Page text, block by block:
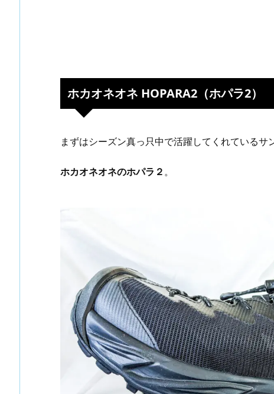
ホカオネオネ HOPARA2（ホパラ2）
まずはシーズン真っ只中で活躍してくれているサ
ホカオネオネのホパラ２。